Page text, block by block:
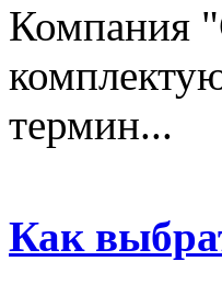
Компания
термин...
Как